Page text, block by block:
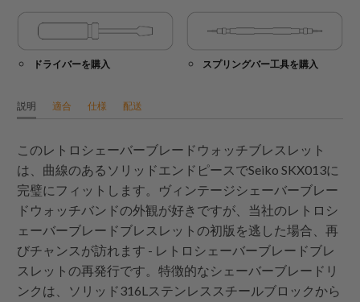
ドライバーを購入 スプリングバー工具を購入
説明 適合 仕様 配送
このレトロシェーバーブレードウォッチブレスレット
は、曲線のあるソリッドエンドピースでSeiko SKX013に
完璧にフィットします。ヴィンテージシェーバーブレー
ドウォッチバンドの外観が好きですが、当社のレトロシ
ェーバーブレードブレスレットの初版を逃した場合、再
びチャンスが訪れます - レトロシェーバーブレードブレ
スレットの再発行です。特徴的なシェーバーブレードリ
ンクは、ソリッド316Lステンレススチールブロックから